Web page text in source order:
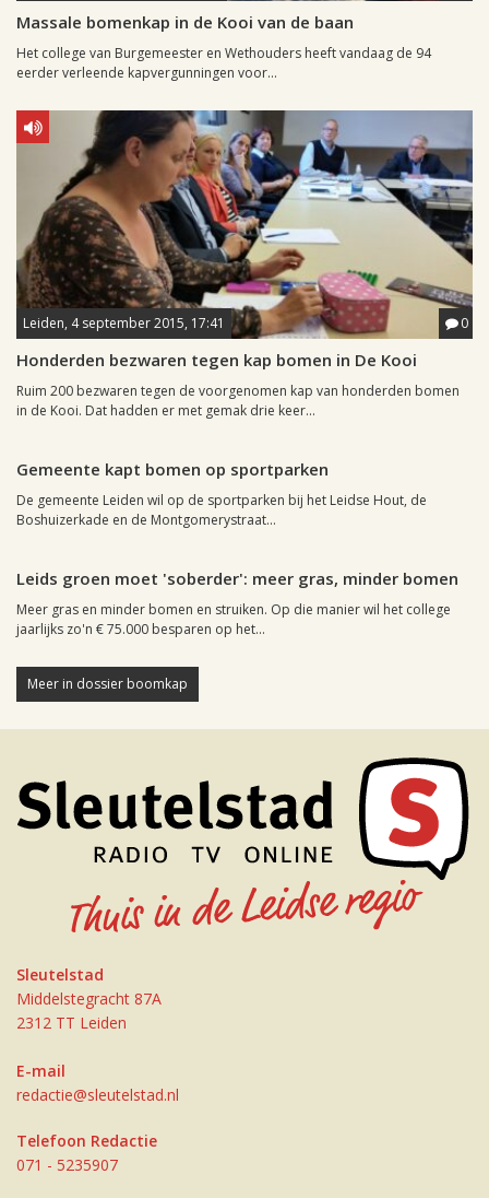
Massale bomenkap in de Kooi van de baan
Het college van Burgemeester en Wethouders heeft vandaag de 94
eerder verleende kapvergunningen voor...
Leiden, 4 september 2015, 17:41 0
Honderden bezwaren tegen kap bomen in De Kooi
Ruim 200 bezwaren tegen de voorgenomen kap van honderden bomen
in de Kooi. Dat hadden er met gemak drie keer...
Gemeente kapt bomen op sportparken
De gemeente Leiden wil op de sportparken bij het Leidse Hout, de
Boshuizerkade en de Montgomerystraat...
Leids groen moet 'soberder': meer gras, minder bomen
Meer gras en minder bomen en struiken. Op die manier wil het college
jaarlijks zo'n € 75.000 besparen op het...
Meer in dossier boomkap
Sleutelstad
Middelstegracht 87A
2312 TT Leiden
E-mail
redactie@sleutelstad.nl
Telefoon Redactie
071 - 5235907